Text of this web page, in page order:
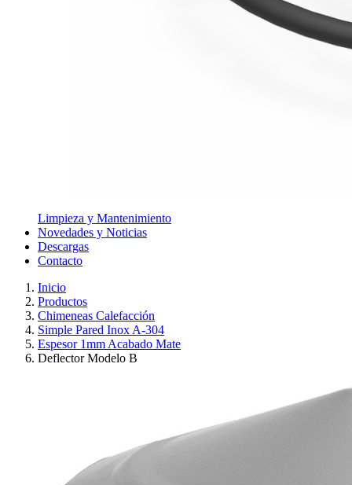
Limpieza y Mantenimiento
Novedades y Noticias
Descargas
Contacto
Inicio
Productos
Chimeneas Calefacción
Simple Pared Inox A-304
Espesor 1mm Acabado Mate
Deflector Modelo B